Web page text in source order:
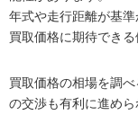
年式や走行距離が基
買取価格に期待できる
買取価格の相場を調
の交渉も有利に進めら